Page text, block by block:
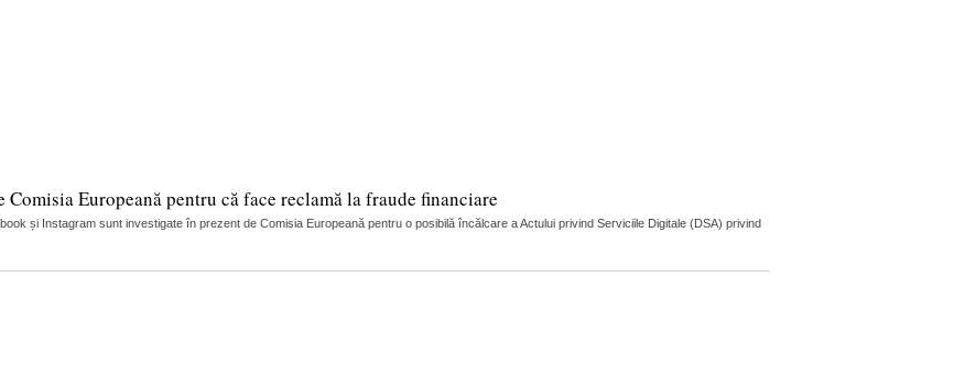
Europeană pentru că face reclamă la fraude financiare
și Instagram sunt investigate în prezent de Comisia Europeană pentru o posibilă încălcare a Actului privind Serviciile Digitale (DSA) privind